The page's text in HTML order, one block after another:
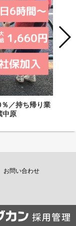
／持ち帰り業
中原
お問い合わせ